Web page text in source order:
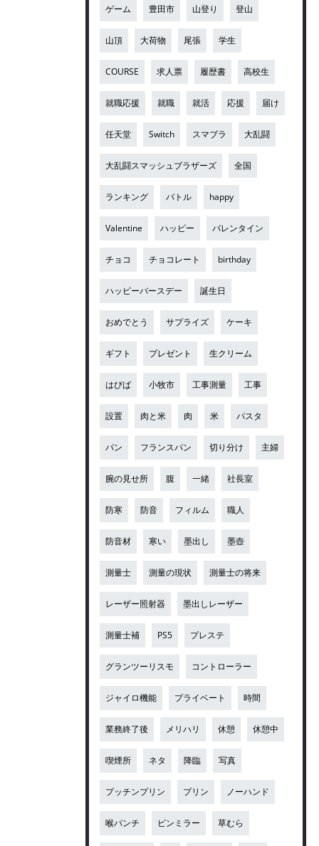
ゲーム 豊田市 山登り 登山
山頂 大荷物 尾張 学生
COURSE 求人票 履歴書 高校生
就職応援 就職 就活 応援 届け
任天堂 Switch スマブラ 大乱闘
大乱闘スマッシュブラザーズ 全国
ランキング バトル happy
Valentine ハッピー バレンタイン
チョコ チョコレート birthday
ハッピーバースデー 誕生日
おめでとう サプライズ ケーキ
ギフト プレゼント 生クリーム
はぴば 小牧市 工事測量 工事
設置 肉と米 肉 米 パスタ
パン フランスパン 切り分け 主婦
腕の見せ所 腹 一緒 社長室
防寒 防音 フィルム 職人
防音材 寒い 墨出し 墨壺
測量士 測量の現状 測量士の将来
レーザー照射器 墨出しレーザー
測量士補 PS5 プレステ
グランツーリスモ コントローラー
ジャイロ機能 プライベート 時間
業務終了後 メリハリ 休憩 休憩中
喫煙所 ネタ 降臨 写真
プッチンプリン プリン ノーハンド
喉パンチ ピンミラー 草むら